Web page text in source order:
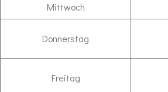
Mittwoch
Donnerstag
Freitag